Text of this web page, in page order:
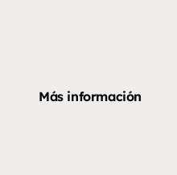
Más información